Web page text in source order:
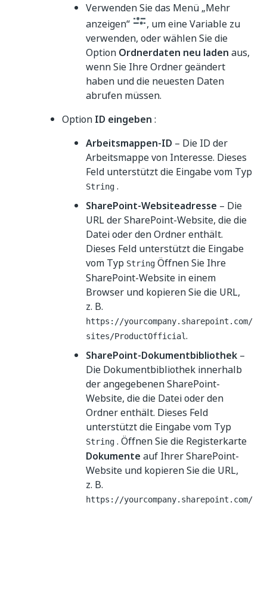
Verwenden Sie das Menü „Mehr
anzeigen“
, um eine Variable zu
verwenden, oder wählen Sie die
Option Ordnerdaten neu laden aus,
wenn Sie Ihre Ordner geändert
haben und die neuesten Daten
abrufen müssen.
Option ID eingeben :
Arbeitsmappen-ID – Die ID der
Arbeitsmappe von Interesse. Dieses
Feld unterstützt die Eingabe vom Typ
String .
SharePoint-Websiteadresse – Die
URL der SharePoint-Website, die die
Datei oder den Ordner enthält.
Dieses Feld unterstützt die Eingabe
vom Typ String Öffnen Sie Ihre
SharePoint-Website in einem
Browser und kopieren Sie die URL,
z. B.
https://yourcompany.sharepoint.com/
sites/ProductOfficial.
SharePoint-Dokumentbibliothek –
Die Dokumentbibliothek innerhalb
der angegebenen SharePoint-
Website, die die Datei oder den
Ordner enthält. Dieses Feld
unterstützt die Eingabe vom Typ
String . Öffnen Sie die Registerkarte
Dokumente auf Ihrer SharePoint-
Website und kopieren Sie die URL,
z. B.
https://yourcompany.sharepoint.com/